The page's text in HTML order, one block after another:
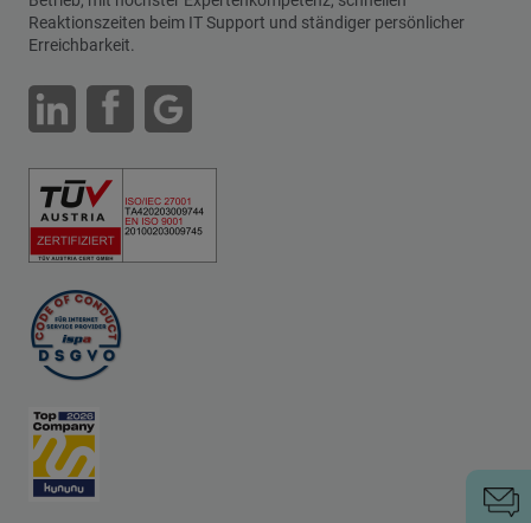
Reaktionszeiten beim IT Support und ständiger persönlicher
Erreichbarkeit.